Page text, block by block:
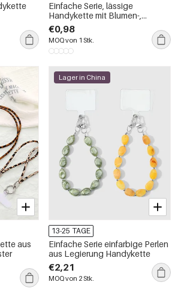
Einfache Serie, lässige
Handykette mit Blumen-,
Leoparden-, Streifen-, Karo- und
Punktmuster, gewebt aus
farbverlaufendem Stoff
€0,98
MOQ von 1 Stk.
aus
Lager in China
13-25 TAGE
Einfache Serie einfarbige Perlen
aus Legierung Handykette
€2,21
MOQ von 2 Stk.